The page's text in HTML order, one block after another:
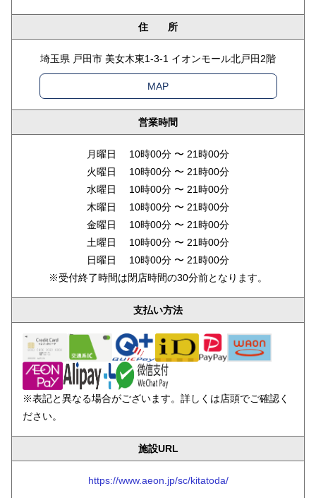
住 所
埼玉県 戸田市 美女木東1-3-1 イオンモール北戸田2階
MAP
営業時間
月曜日 10時00分 〜 21時00分
火曜日 10時00分 〜 21時00分
水曜日 10時00分 〜 21時00分
木曜日 10時00分 〜 21時00分
金曜日 10時00分 〜 21時00分
土曜日 10時00分 〜 21時00分
日曜日 10時00分 〜 21時00分
※受付終了時間は閉店時間の30分前となります。
支払い方法
※表記と異なる場合がございます。詳しくは店頭でご確認く
ださい。
施設URL
https://www.aeon.jp/sc/kitatoda/